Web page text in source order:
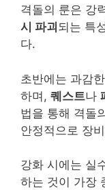
격돌의 룬은 강
시 파괴 되는 특
다.
초반에는 과감
하며, 퀘스트나
법을 통해 격돌
안정적으로 장
강화 시에는 실
하는 것이 가장